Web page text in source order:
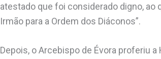
atestado que foi considerado digno,
Irmão para a Ordem dos Diáconos”.
Depois, o Arcebispo de Évora proferiu